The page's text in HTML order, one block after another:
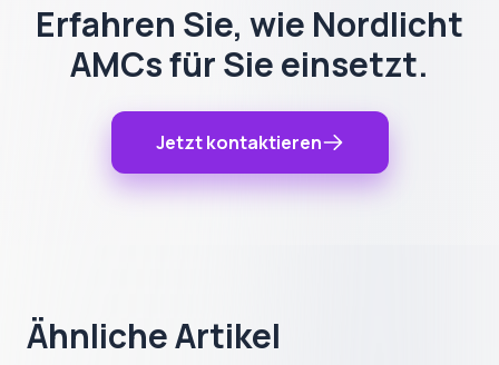
Erfahren Sie, wie Nordlicht
AMCs für Sie einsetzt.
Jetzt kontaktieren
Ähnliche Artikel